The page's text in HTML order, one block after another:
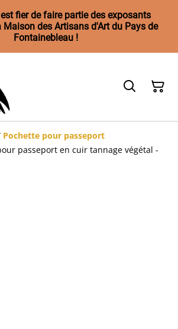
fier de faire partie des exposants
Maison des Artisans d'Art du Pays de
Fontainebleau !
Pochette pour passeport
passeport en cuir tannage végétal -